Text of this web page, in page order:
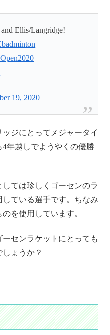
Ellis/Langridge!
19, 2020
ジにとってメジャータイ
4年越しでようやくの優勝
ては珍しくゴーセンのラ
ている選手です。ちなみ
を使用しています。
センラケットにとっても
ょうか？